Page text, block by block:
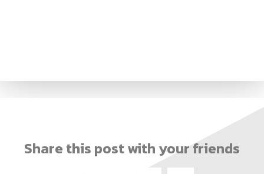
Share this post with your friends